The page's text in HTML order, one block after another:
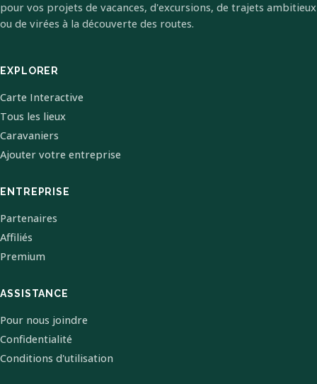
pour vos projets de vacances, d'excursions, de trajets ambitieux
ou de virées à la découverte des routes.
EXPLORER
Carte Interactive
Tous les lieux
Caravaniers
Ajouter votre entreprise
ENTREPRISE
Partenaires
Affiliés
Premium
ASSISTANCE
Pour nous joindre
Confidentialité
Conditions d'utilisation